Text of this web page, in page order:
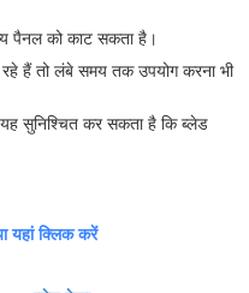
पैनल को काट सकता है।
हैं तो लंबे समय तक उपयोग करना भी
सुनिश्चित कर सकता है कि ब्लेड
यहां क्लिक करें